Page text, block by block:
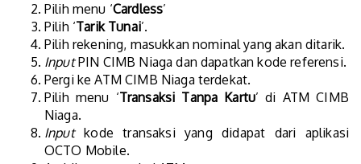
Pilih menu ‘Cardless’
Pilih ‘Tarik Tunai’.
Pilih rekening, masukkan nominal yang akan ditarik.
InputPIN CIMB Niaga dan dapatkan kode referensi.
Pergi ke ATM CIMB Niaga terdekat.
Pilih menu ‘Transaksi Tanpa Kartu’ di ATM CIMB
Niaga.
Inputkode transaksi yang didapat dari aplikasi
OCTO Mobile.